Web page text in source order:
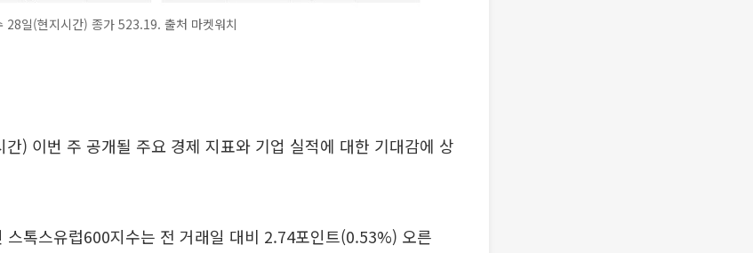
일(현지시간) 종가 523.19. 출처 마켓워치
) 이번 주 공개될 주요 경제 지표와 기업 실적에 대한 기대감에 상
스톡스유럽600지수는 전 거래일 대비 2.74포인트(0.53%) 오른